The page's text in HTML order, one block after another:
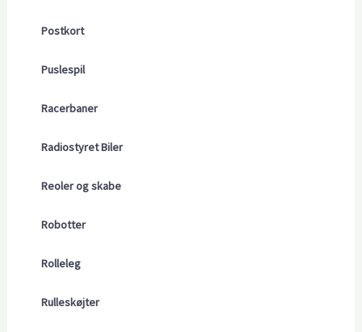
Postkort
Puslespil
Racerbaner
Radiostyret Biler
Reoler og skabe
Robotter
Rolleleg
Rulleskøjter